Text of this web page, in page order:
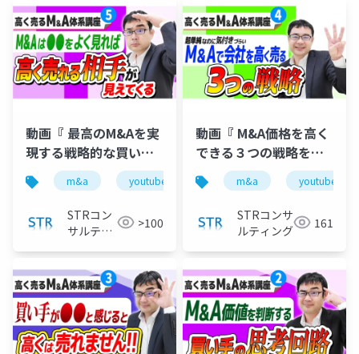
動画『 最高のM&Aを実
現する戦略的な買い手
探しのポイント｜高く
売るM&A体系講座＃
５』で投影した資料
m&a youtube バリュエーション 企業価
STRコン
サルティ
>100
動画『 M&A価格を高く
できる３つの戦略を公
認会計士が解説｜高く
売るM&A体系講座＃
４』で投影した資料
m&a youtube
STRコンサ
ルティング
161